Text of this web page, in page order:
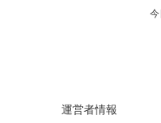
運営者情報